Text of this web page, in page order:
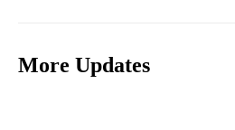
More Updates